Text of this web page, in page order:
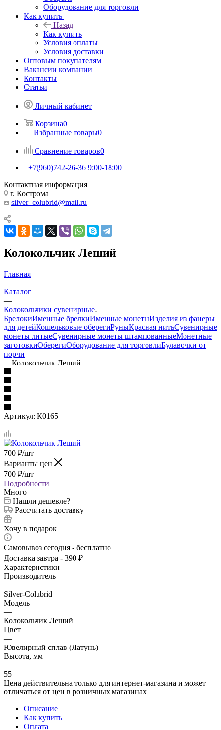
Оборудование для торговли
Как купить
Назад
Как купить
Условия оплаты
Условия доставки
Оптовым покупателям
Вакансии компании
Контакты
Статьи
Личный кабинет
Корзина0
Избранные товары0
Сравнение товаров0
+7(960)742-26-36 9:00-18:00
Контактная информация
г. Кострома
silver_colubrid@mail.ru
Колокольчик Леший
Главная
—
Каталог
—
Колокольчики сувенирные
БрелокиИменные брелкиИменные монетыИзделия из фанеры
для детейКошельковые оберегиРуныКрасная нитьСувенирные
монеты литыеСувенирные монеты штампованныеМонетные
заготовкиОберегиОборудование для торговлиБулавочки от
порчи
—Колокольчик Леший
Артикул: К0165
700 ₽/шт
Варианты цен
700 ₽/шт
Подробности
Много
Нашли дешевле?
Рассчитать доставку
Хочу в подарок
Самовывоз сегодня - бесплатно
Доставка завтра - 390 ₽
Характеристики
Производитель
—
Silver-Colubrid
Модель
—
Колокольчик Леший
Цвет
—
Ювелирный сплав (Латунь)
Высота, мм
—
55
Цена действительна только для интернет-магазина и может
отличаться от цен в розничных магазинах
Описание
Как купить
Оплата